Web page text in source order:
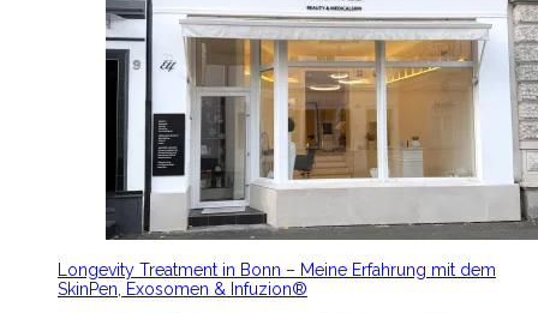
Longevity Treatment in Bonn – Meine Erfahrung mit dem
SkinPen, Exosomen & Infuzion®